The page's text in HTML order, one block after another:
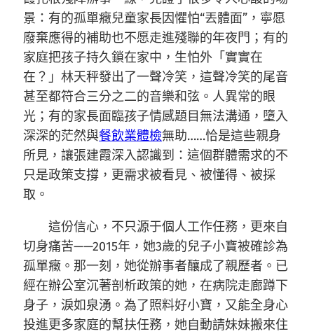
景：有的孤單癥兒童家長因懼怕“丟體面”，寧愿
廢棄應得的補助也不愿走進殘聯的年夜門；有的
家庭把孩子持久鎖在家中，生怕外「實實在
在？」林天秤發出了一聲冷笑，這聲冷笑的尾音
甚至都符合三分之二的音樂和弦。人異常的眼
光；有的家長面臨孩子情感題目無法溝通，墮入
深深的茫然與餐飲業體檢無助……恰是這些親身
所見，讓張建霞深入認識到：這個群體需求的不
只是政策支撐，更需求被看見、被懂得、被採
取。
這份信心，不只源于個人工作任務，更來自
切身痛苦——2015年，她3歲的兒子小寶被確診為
孤單癥。那一刻，她從辦事者釀成了親歷者。已
經在辦公室沉著剖析政策的她，在病院走廊蹲下
身子，淚如泉湧。為了照料好小寶，又能全身心
投進更多家庭的幫扶任務，她自動請妹妹搬來住